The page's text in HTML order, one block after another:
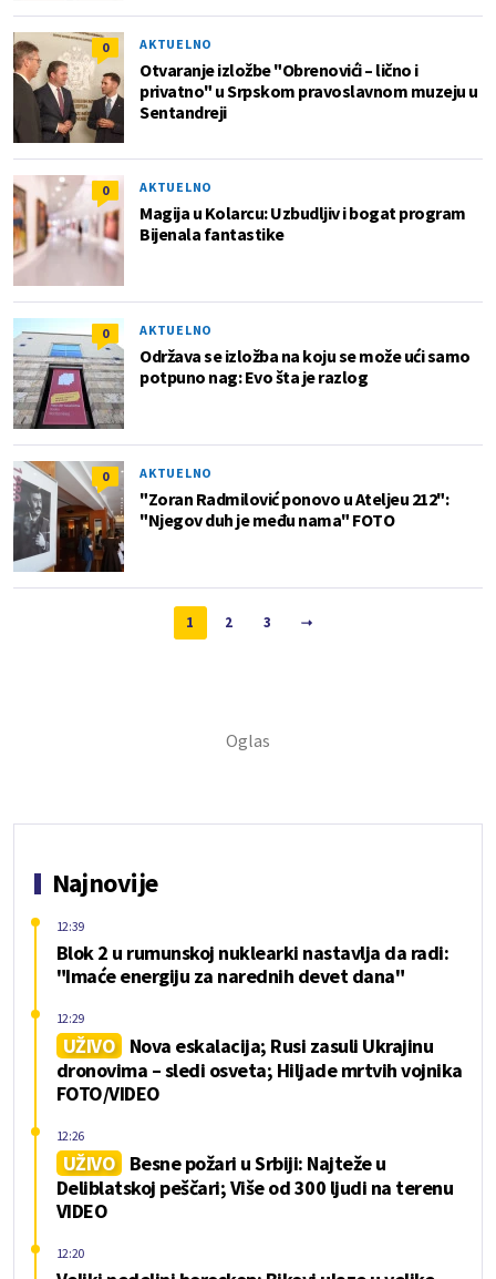
0 AKTUELNO
Otvaranje izložbe "Obrenovići – lično i
privatno" u Srpskom pravoslavnom muzeju u
Sentandreji
0 AKTUELNO
Magija u Kolarcu: Uzbudljiv i bogat program
Bijenala fantastike
0 AKTUELNO
Održava se izložba na koju se može ući samo
potpuno nag: Evo šta je razlog
0 AKTUELNO
"Zoran Radmilović ponovo u Ateljeu 212":
"Njegov duh je među nama" FOTO
1 2 3
Najnovije
Blok 2 u rumunskoj nuklearki nastavlja da radi:
"Imaće energiju za narednih devet dana"
12:39
UŽIVO
Nova eskalacija; Rusi zasuli Ukrajinu
dronovima – sledi osveta; Hiljade mrtvih vojnika
FOTO/VIDEO
12:29
UŽIVO
Besne požari u Srbiji: Najteže u
Deliblatskoj peščari; Više od 300 ljudi na terenu
VIDEO
12:26
12:20